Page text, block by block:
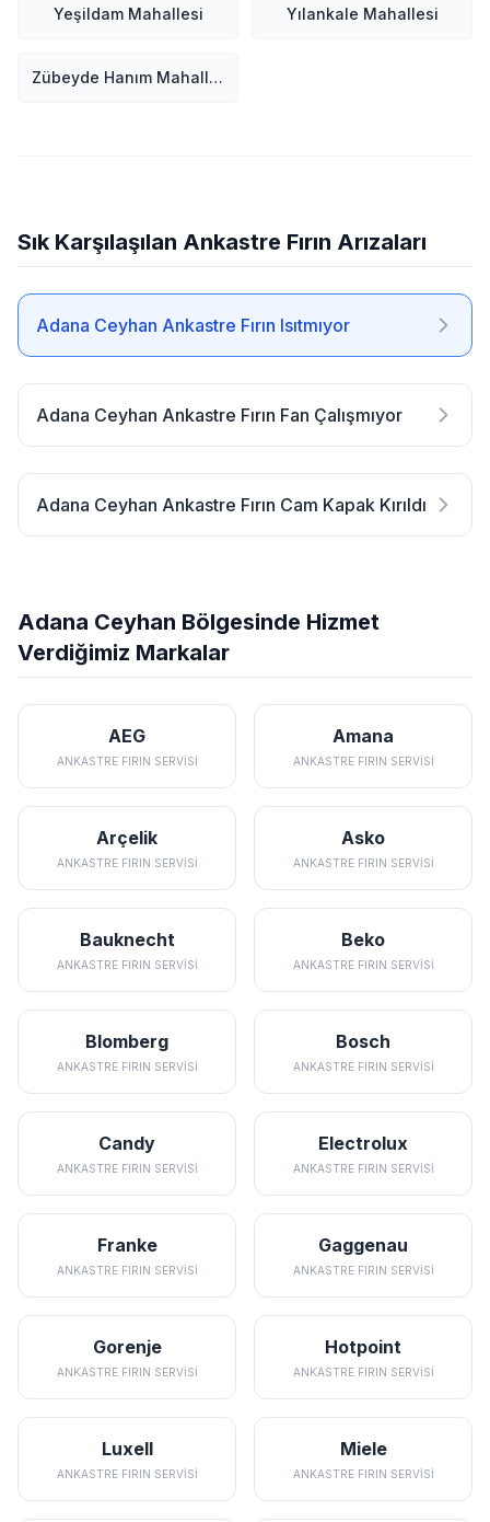
Yeşildam Mahallesi Yılankale Mahallesi
Zübeyde Hanım Mahallesi
Sık Karşılaşılan Ankastre Fırın Arızaları
Adana Ceyhan Ankastre Fırın Isıtmıyor
Adana Ceyhan Ankastre Fırın Fan Çalışmıyor
Adana Ceyhan Ankastre Fırın Cam Kapak Kırıldı
Adana Ceyhan Bölgesinde Hizmet
Verdiğimiz Markalar
AEG
ANKASTRE FIRIN SERVISI
Amana
ANKASTRE FIRIN SERVISI
Arçelik
ANKASTRE FIRIN SERVISI
Asko
ANKASTRE FIRIN SERVISI
Bauknecht
ANKASTRE FIRIN SERVISI
Beko
ANKASTRE FIRIN SERVISI
Blomberg
ANKASTRE FIRIN SERVISI
Bosch
ANKASTRE FIRIN SERVISI
Candy
ANKASTRE FIRIN SERVISI
Electrolux
ANKASTRE FIRIN SERVISI
Franke
ANKASTRE FIRIN SERVISI
Gaggenau
ANKASTRE FIRIN SERVISI
Gorenje
ANKASTRE FIRIN SERVISI
Hotpoint
ANKASTRE FIRIN SERVISI
Luxell
ANKASTRE FIRIN SERVISI
Miele
ANKASTRE FIRIN SERVISI